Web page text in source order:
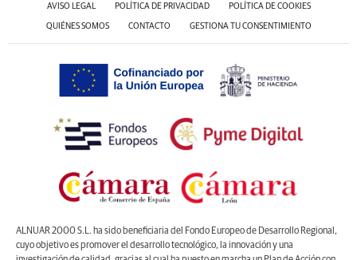
AVISO LEGAL POLÍTICA DE PRIVACIDAD POLÍTICA DE COOKIES
QUIÉNES SOMOS CONTACTO GESTIONA TU CONSENTIMIENTO
ALNUAR 2000 S.L. ha sido beneficiaria del Fondo Europeo de Desarrollo Regional,
cuyo objetivo es promover el desarrollo tecnológico, la innovación y una